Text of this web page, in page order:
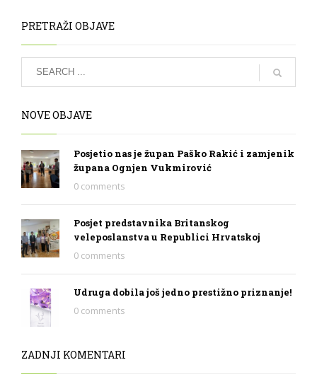
PRETRAŽI OBJAVE
NOVE OBJAVE
Posjetio nas je župan Paško Rakić i zamjenik
župana Ognjen Vukmirović
0 comments
Posjet predstavnika Britanskog
veleposlanstva u Republici Hrvatskoj
0 comments
Udruga dobila još jedno prestižno priznanje!
0 comments
ZADNJI KOMENTARI